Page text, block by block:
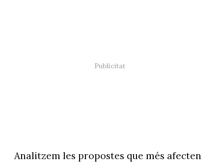
Analitzem les propostes que més afecten